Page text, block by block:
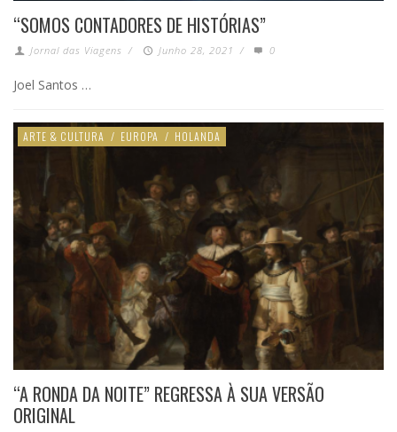
“SOMOS CONTADORES DE HISTÓRIAS”
Jornal das Viagens / Junho 28, 2021 / 0
Joel Santos …
ARTE & CULTURA / EUROPA / HOLANDA
“A RONDA DA NOITE” REGRESSA À SUA VERSÃO
ORIGINAL